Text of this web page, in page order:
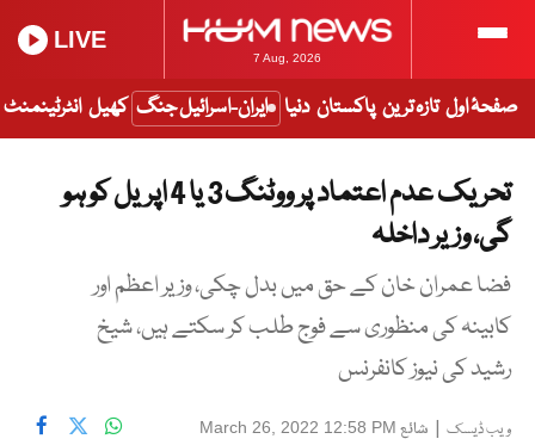
7 Aug, 2026
LIVE
صفحۂ اول تازہ ترین پاکستان دنیا ایران-اسرائیل جنگ کھیل انٹرٹینمنٹ
تحریک عدم اعتماد پر ووٹنگ 3 یا 4 اپریل کو ہو
گی، وزیر داخلہ
فضا عمران خان کے حق میں بدل چکی، وزیر اعظم اور
کابینہ کی منظوری سے فوج طلب کر سکتے ہیں، شیخ
رشید کی نیوز کانفرنس
ویب ڈیسک | شائع March 26, 2022 12:58 PM